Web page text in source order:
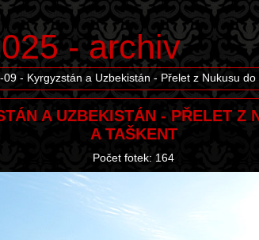
- archiv
09 - Kyrgyzstán a Uzbekistán - Přelet z Nukusu do
A UZBEKISTÁN - PŘELET Z
A TAŠKENT
Počet fotek: 164